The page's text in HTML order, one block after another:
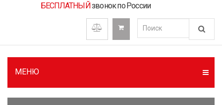
БЕСПЛАТНЫЙзвонок по России
МЕНЮ